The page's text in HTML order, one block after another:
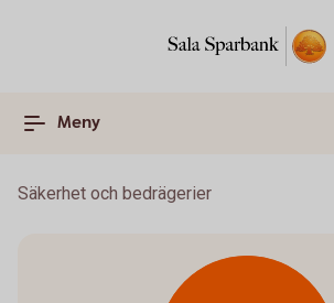
Meny
Säkerhet och bedrägerier